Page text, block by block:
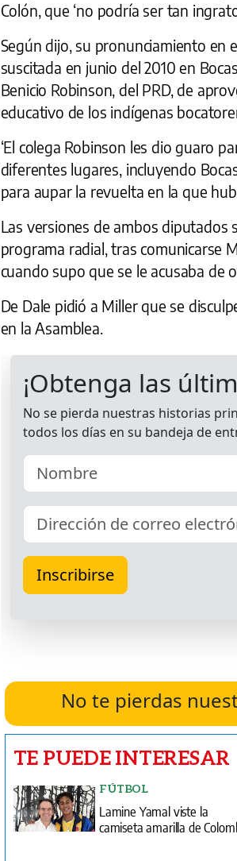
Colón, que ‘no podría ser tan
Según dijo, su pronunciamiento en
suscitada en junio del 2010 en
Benicio Robinson, del PRD, de
educativo de los indígenas
‘El colega Robinson les dio guaro
diferentes lugares, incluyendo
para aupar la revuelta en la que
Las versiones de ambos diputados
programa radial, tras comunicarse
cuando supo que se le acusaba de
De Dale pidió a Miller que se
en la Asamblea.
No te pierdas
TE PUEDE INTERESAR
FÚTBOL
Lamine Yamal viste la
camiseta amarilla de